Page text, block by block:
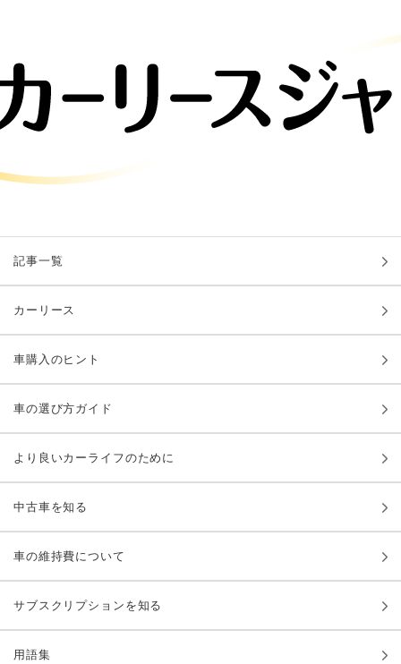
記事一覧
カーリース
車購入のヒント
車の選び方ガイド
より良いカーライフのために
中古車を知る
車の維持費について
サブスクリプションを知る
用語集